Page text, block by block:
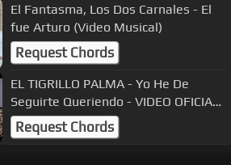
El Fantasma, Los Dos Carnales - El
fue Arturo (Video Musical)
Request Chords
EL TIGRILLO PALMA - Yo He De
Seguirte Queriendo - VIDEO OFICIAL
#ELTIGRILLOPALMA
Request Chords